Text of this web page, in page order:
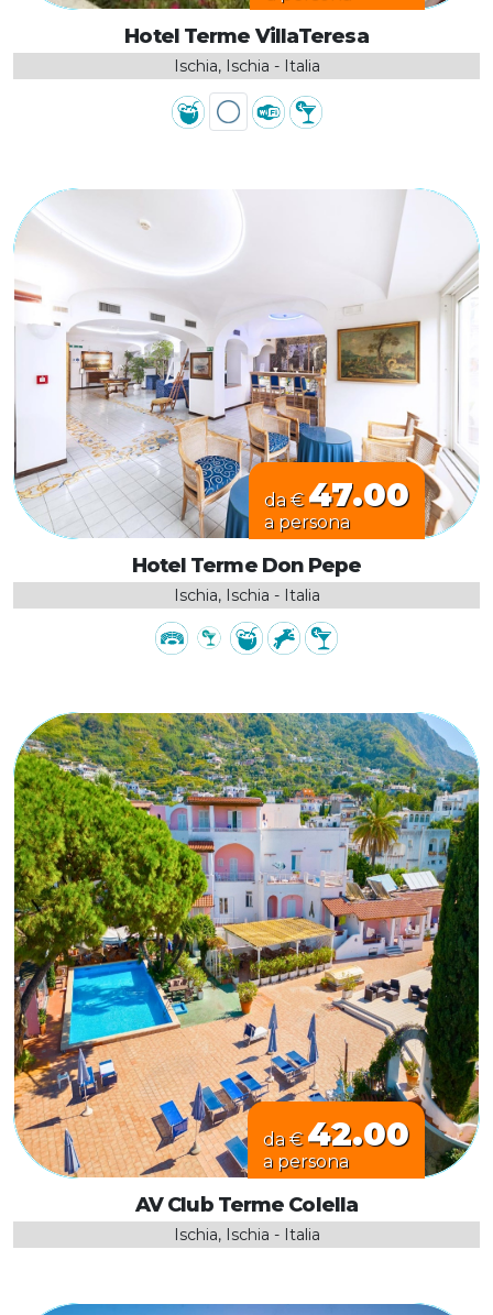
Hotel Terme VillaTeresa
Ischia, Ischia - Italia
da € 47.00
a persona
Hotel Terme Don Pepe
Ischia, Ischia - Italia
da € 42.00
a persona
AV Club Terme Colella
Ischia, Ischia - Italia